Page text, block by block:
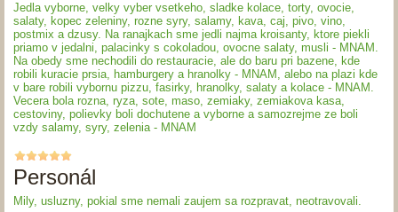
Jedla vyborne, velky vyber vsetkeho, sladke kolace, torty, ovocie,
salaty, kopec zeleniny, rozne syry, salamy, kava, caj, pivo, vino,
postmix a dzusy. Na ranajkach sme jedli najma kroisanty, ktore piekli
priamo v jedalni, palacinky s cokoladou, ovocne salaty, musli - MNAM.
Na obedy sme nechodili do restauracie, ale do baru pri bazene, kde
robili kuracie prsia, hamburgery a hranolky - MNAM, alebo na plazi kde
v bare robili vybornu pizzu, fasirky, hranolky, salaty a kolace - MNAM.
Vecera bola rozna, ryza, sote, maso, zemiaky, zemiakova kasa,
cestoviny, polievky boli dochutene a vyborne a samozrejme ze boli
vzdy salamy, syry, zelenia - MNAM
Personál
Mily, usluzny, pokial sme nemali zaujem sa rozpravat, neotravovali.